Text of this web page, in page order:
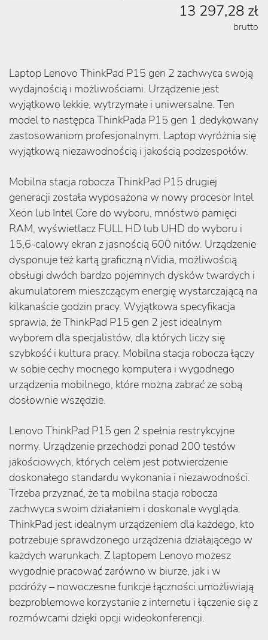
13 297,28 zł
brutto
Laptop Lenovo ThinkPad P15 gen 2 zachwyca swoją
wydajnością i możliwościami. Urządzenie jest
wyjątkowo lekkie, wytrzymałe i uniwersalne. Ten
model to następca ThinkPada P15 gen 1 dedykowany
zastosowaniom profesjonalnym. Laptop wyróżnia się
wyjątkową niezawodnością i jakością podzespołów.
Mobilna stacja robocza ThinkPad P15 drugiej
generacji została wyposażona w nowy procesor Intel
Xeon lub Intel Core do wyboru, mnóstwo pamięci
RAM, wyświetlacz FULL HD lub UHD do wyboru i
15,6-calowy ekran z jasnością 600 nitów. Urządzenie
dysponuje też kartą graficzną nVidia, możliwością
obsługi dwóch bardzo pojemnych dysków twardych i
akumulatorem mieszczącym energię wystarczającą na
kilkanaście godzin pracy. Wyjątkowa specyfikacja
sprawia, że ThinkPad P15 gen 2 jest idealnym
wyborem dla specjalistów, dla których liczy się
szybkość i kultura pracy. Mobilna stacja robocza łączy
w sobie cechy mocnego komputera i wygodnego
urządzenia mobilnego, które można zabrać ze sobą
dosłownie wszędzie.
Lenovo ThinkPad P15 gen 2 spełnia restrykcyjne
normy. Urządzenie przechodzi ponad 200 testów
jakościowych, których celem jest potwierdzenie
doskonałego standardu wykonania i niezawodności.
Trzeba przyznać, że ta mobilna stacja robocza
zachwyca swoim działaniem i doskonale wygląda.
ThinkPad jest idealnym urządzeniem dla każdego, kto
potrzebuje sprawdzonego urządzenia działającego w
każdych warunkach. Z laptopem Lenovo możesz
wygodnie pracować zarówno w biurze, jak i w
podróży – nowoczesne funkcje łączności umożliwiają
bezproblemowe korzystanie z internetu i łączenie się z
rozmówcami dzięki opcji wideokonferencji.